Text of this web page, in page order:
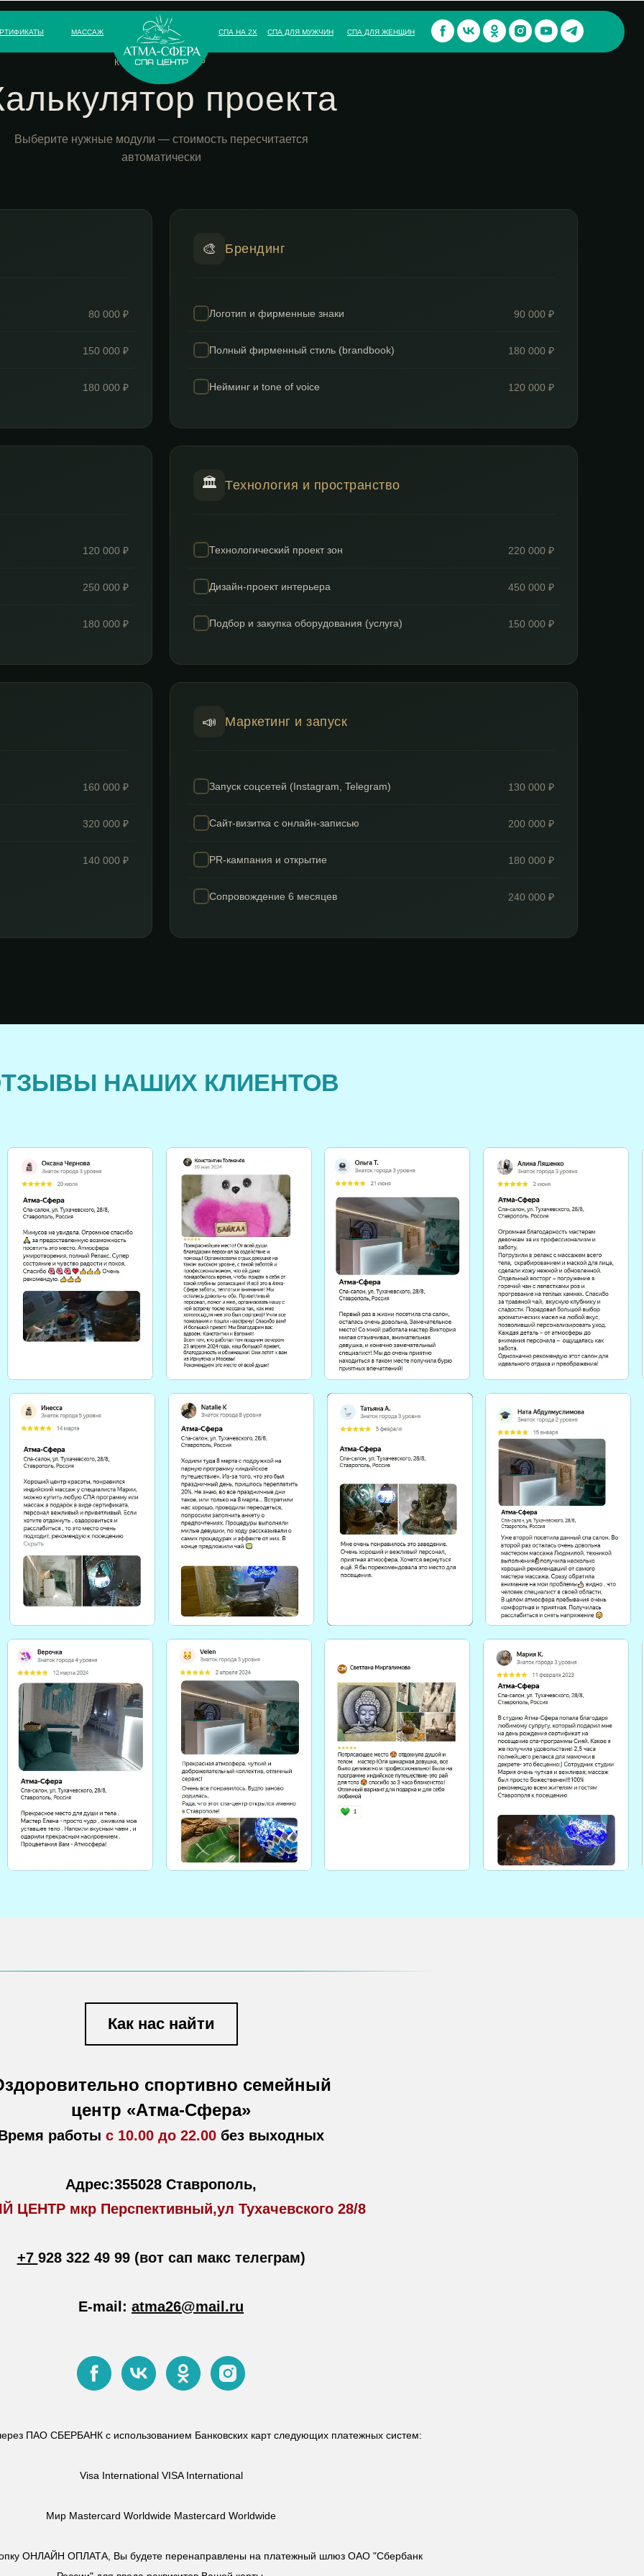
МАССАЖ СПА НА 2Х СПА ДЛЯ МУЖЧИН СПА ДЛЯ ЖЕНЩИН
КОНСТРУКТОР
проекта
Выберите нужные модули — стоимость пересчитается
автоматически
80 000 ₽
150 000 ₽
180 000 ₽
🎨 Брендинг
Логотип и фирменные знаки 90 000 ₽
Полный фирменный стиль (brandbook) 180 000 ₽
Нейминг и tone of voice 120 000 ₽
120 000 ₽
250 000 ₽
180 000 ₽
🏛 Технология и пространство
Технологический проект зон 220 000 ₽
Дизайн-проект интерьера 450 000 ₽
Подбор и закупка оборудования (услуга) 150 000 ₽
160 000 ₽
320 000 ₽
140 000 ₽
📣 Маркетинг и запуск
Запуск соцсетей (Instagram, Telegram) 130 000 ₽
Сайт-визитка с онлайн-записью 200 000 ₽
PR-кампания и открытие 180 000 ₽
Сопровождение 6 месяцев 240 000 ₽
Как нас найти
спортивно семейный
центр «Атма-Сфера»
работы с 10.00 до 22.00 без выходных
Адрес:355028 Ставрополь,
ЦЕНТР мкр Перспективный,ул Тухачевского 28/8
+7 928 322 49 99 (вот сап макс телеграм)
E-mail: atma26@mail.ru
ПАО СБЕРБАНК с использованием Банковских карт следующих платежных систем:
Visa International VISA International
Мир Mastercard Worldwide Mastercard Worldwide
ОНЛАЙН ОПЛАТА, Вы будете перенаправлены на платежный шлюз ОАО "Сбербанк